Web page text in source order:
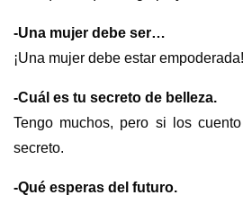
-Una mujer debe ser…
¡Una mujer debe estar empoderada!
-Cuál es tu secreto de belleza.
Tengo muchos, pero si los
secreto.
-Qué esperas del futuro.